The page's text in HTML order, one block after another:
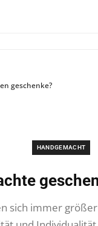
geschenke?
HANDGEMACHT
sich immer